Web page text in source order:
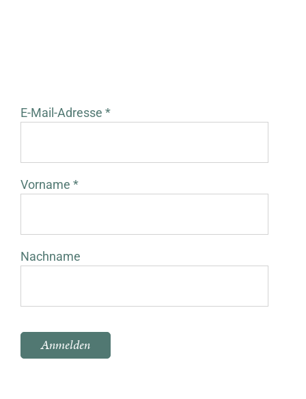
E-Mail-Adresse *
Vorname *
Nachname
Bitte lasse dieses Feld leer.